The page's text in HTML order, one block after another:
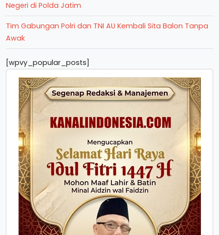
Negeri di Polda Jatim
Tim Gabungan Polri dan TNI AU Kembali Sita Balon Tanpa
Awak
[wpvy_popular_posts]